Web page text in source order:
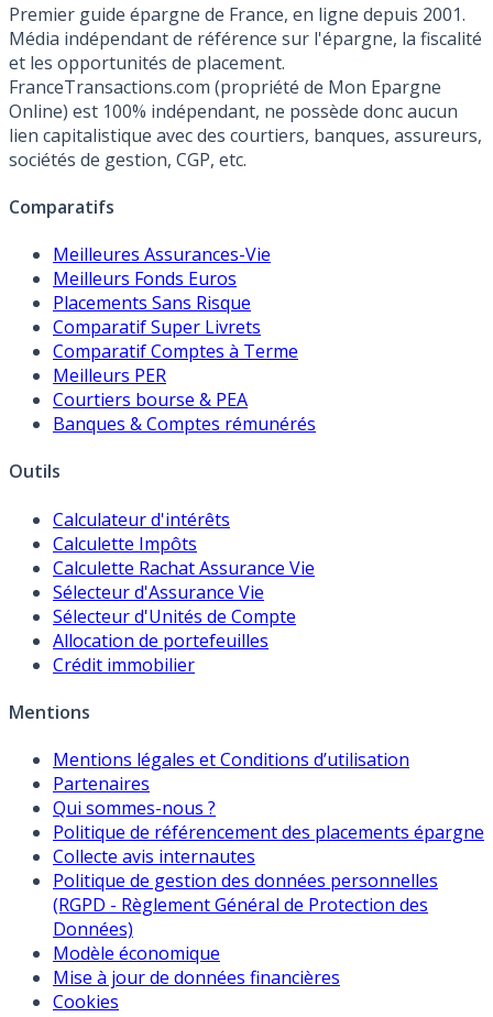
Premier guide épargne de France, en ligne depuis 2001.
Média indépendant de référence sur l'épargne, la fiscalité
et les opportunités de placement.
FranceTransactions.com (propriété de Mon Epargne
Online) est 100% indépendant, ne possède donc aucun
lien capitalistique avec des courtiers, banques, assureurs,
sociétés de gestion, CGP, etc.
Comparatifs
Meilleures Assurances-Vie
Meilleurs Fonds Euros
Placements Sans Risque
Comparatif Super Livrets
Comparatif Comptes à Terme
Meilleurs PER
Courtiers bourse & PEA
Banques & Comptes rémunérés
Outils
Calculateur d'intérêts
Calculette Impôts
Calculette Rachat Assurance Vie
Sélecteur d'Assurance Vie
Sélecteur d'Unités de Compte
Allocation de portefeuilles
Crédit immobilier
Mentions
Mentions légales et Conditions d’utilisation
Partenaires
Qui sommes-nous ?
Politique de référencement des placements épargne
Collecte avis internautes
Politique de gestion des données personnelles
(RGPD - Règlement Général de Protection des
Données)
Modèle économique
Mise à jour de données financières
Cookies